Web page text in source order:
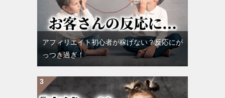
アフィリエイト初心者が稼げない？反応にが
っつき過ぎ！